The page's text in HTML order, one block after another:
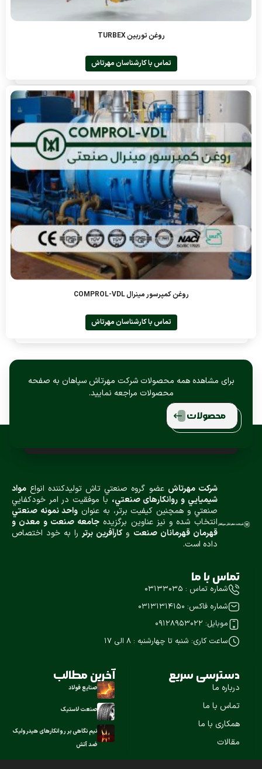
روغن توربین TURBEX
تماس با کارشناسان مهرتاش
روغن کمپرسور مینرال COMPROL-VDL
تماس با کارشناسان مهرتاش
برای مشاهده همه محصولات شرکت مهرتاش سپاهان به صفحه
محصولات مراجعه نمایید.
محصولات
شركت مهرتاش عضو گروه صنعتي تاش توليدكننده انواع مواد
شيميایي و روانكارهای صنعتي، با موفقيت در امر خودكفايي
صنعتي و همچنين كيفيت برتر، به عنوان واحد نمونه صنعتي
انتخاب شده و نيز عناوین برگزیده جامعه صنعت و معدن و
قهرمان قهرمانان صنعت وكارآفرين برتررا به خود اختصاص
داده است.
تماس با ما
شماره تماس : ۰۳۱۳۳۰۳۵
شماره فاکس: ۰۳۱۳۱۳۱۴۱۵۰
موبایل: 09128953022
ساعت کاری: شنبه تا چهارشنبه : ۸ الی 17
دسترسی سریع
درباره ما
تماس با ما
همکاری با ما
مقالات
آخرین مطالب
صنایع فولاد
صنعت لاستیک
نیم نگاهی بر روانکارهای هیدرولیک
ضد آتش